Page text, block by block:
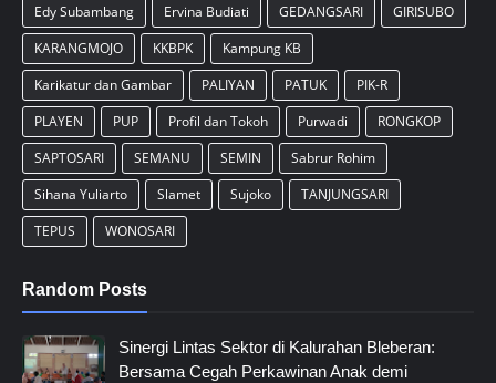
Edy Subambang
Ervina Budiati GEDANGSARI
GIRISUBO
KARANGMOJO
KKBPK
Kampung KB
Karikatur dan Gambar
PALIYAN PATUK
PIK-R
PLAYEN
PUP Profil dan Tokoh Purwadi
RONGKOP
SAPTOSARI
SEMANU SEMIN
Sabrur Rohim
Sihana Yuliarto
Slamet Sujoko
TANJUNGSARI
TEPUS
WONOSARI
Random Posts
Sinergi Lintas Sektor di Kalurahan Bleberan:
Bersama Cegah Perkawinan Anak demi